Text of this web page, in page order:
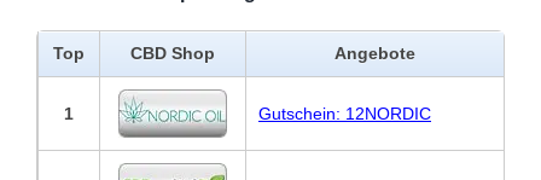
Top CBD Shop Angebote
1 Gutschein: 12NORDIC